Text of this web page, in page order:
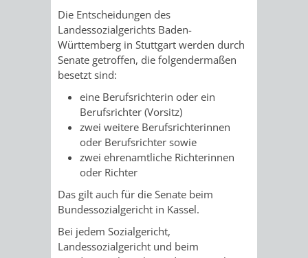
DENKMALS
ERSCHLIESSUNGSBEITRAG
ANTRAGSVERFAHREN
VERMIETE
DOCH
AN
DEINE
STADT
WIEDERVERMIETUNGSPRÄMIE
BÄDER(PLANUNG
UND
Die Entscheidungen des
Landessozialgerichts Baden-
Württemberg in Stuttgart werden durch
Senate getroffen, die folgendermaßen
besetzt sind:
eine Berufsrichterin oder ein
Berufsrichter (Vorsitz)
zwei weitere Berufsrichterinnen
oder Berufsrichter sowie
zwei ehrenamtliche Richterinnen
oder Richter
Das gilt auch für die Senate beim
Bundessozialgericht in Kassel.
Bei jedem Sozialgericht,
Landessozialgericht und beim